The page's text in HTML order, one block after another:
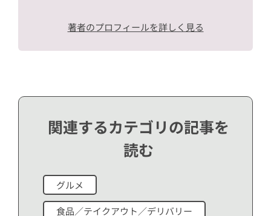
著者のプロフィールを詳しく見る
関連するカテゴリの記事を
読む
グルメ
食品／テイクアウト／デリバリー